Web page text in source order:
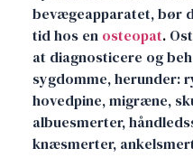
bevægeapparatet, bør
tid hos en osteopat.
at diagnosticere og
sygdomme, herunder:
hovedpine, migræne,
albuesmerter,
knæsmerter,